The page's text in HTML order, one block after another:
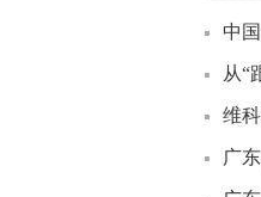
中
从“
维
广